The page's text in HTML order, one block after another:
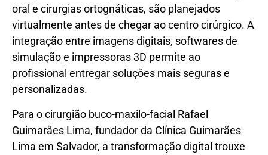
oral e cirurgias ortognáticas, são planejados
virtualmente antes de chegar ao centro cirúrgico. A
integração entre imagens digitais, softwares de
simulação e impressoras 3D permite ao
profissional entregar soluções mais seguras e
personalizadas.
Para o cirurgião buco-maxilo-facial Rafael
Guimarães Lima, fundador da Clínica Guimarães
Lima em Salvador, a transformação digital trouxe